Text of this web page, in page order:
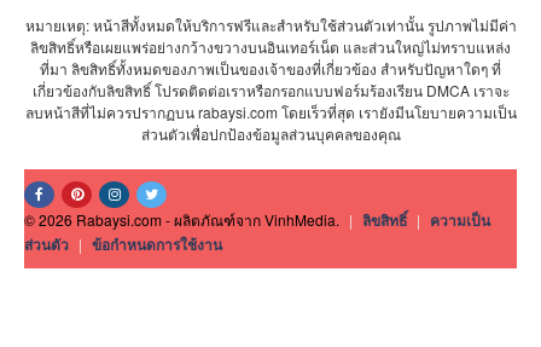
หมายเหตุ: หน้าสีทั้งหมดให้บริการฟรีและสำหรับใช้ส่วนตัวเท่านั้น รูปภาพไม่มีค่า
ลิขสิทธิ์หรือเผยแพร่อย่างกว้างขวางบนอินเทอร์เน็ต และส่วนใหญ่ไม่ทราบแหล่ง
ที่มา ลิขสิทธิ์ทั้งหมดของภาพเป็นของเจ้าของที่เกี่ยวข้อง สำหรับปัญหาใดๆ ที่
เกี่ยวข้องกับลิขสิทธิ์ โปรดติดต่อเราหรือกรอกแบบฟอร์มร้องเรียน DMCA เราจะ
ลบหน้าสีที่ไม่ควรปรากฏบน rabaysi.com โดยเร็วที่สุด เรายังมีนโยบายความเป็น
ส่วนตัวเพื่อปกป้องข้อมูลส่วนบุคคลของคุณ
© 2026 Rabaysi.com - ผลิตภัณฑ์จาก VinhMedia. | ลิขสิทธิ์ | ความเป็น
ส่วนตัว | ข้อกำหนดการใช้งาน